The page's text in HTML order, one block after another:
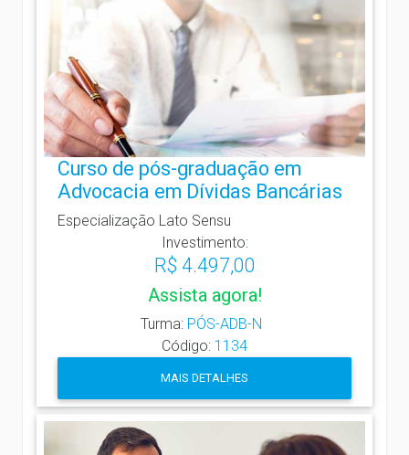
Curso de pós-graduação em
Advocacia em Dívidas Bancárias
Especialização Lato Sensu
Investimento:
R$ 4.497,00
Assista agora!
Turma: PÓS-ADB-N
Código: 1134
MAIS DETALHES